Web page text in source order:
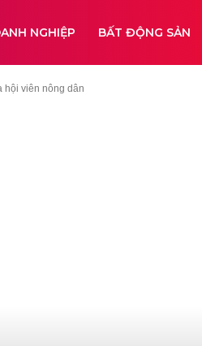
NGHIỆP BẤT ĐỘNG SẢN
hội viên nông dân